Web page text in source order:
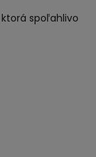
spoľahlivo